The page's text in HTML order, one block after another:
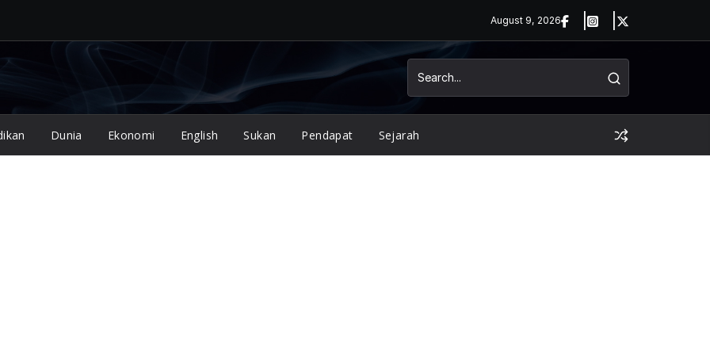
August 9, 2026
Dunia Ekonomi English Sukan Pendapat Sejarah